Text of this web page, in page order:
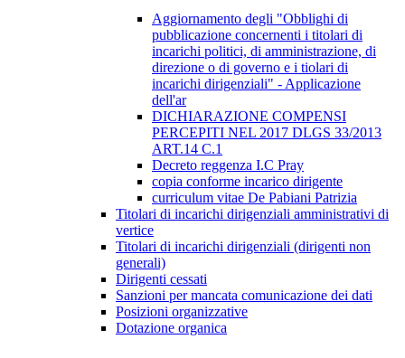
Aggiornamento degli "Obblighi di
pubblicazione concernenti i titolari di
incarichi politici, di amministrazione, di
direzione o di governo e i tiolari di
incarichi dirigenziali" - Applicazione
dell'ar
DICHIARAZIONE COMPENSI
PERCEPITI NEL 2017 DLGS 33/2013
ART.14 C.1
Decreto reggenza I.C Pray
copia conforme incarico dirigente
curriculum vitae De Pabiani Patrizia
Titolari di incarichi dirigenziali amministrativi di
vertice
Titolari di incarichi dirigenziali (dirigenti non
generali)
Dirigenti cessati
Sanzioni per mancata comunicazione dei dati
Posizioni organizzative
Dotazione organica